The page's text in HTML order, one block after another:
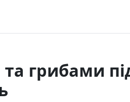
грибами